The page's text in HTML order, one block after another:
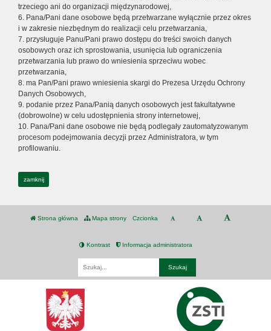
trzeciego ani do organizacji międzynarodowej,
6. Pana/Pani dane osobowe będą przetwarzane wyłącznie przez okres
i w zakresie niezbędnym do realizacji celu przetwarzania,
7. przysługuje Panu/Pani prawo dostępu do treści swoich danych
osobowych oraz ich sprostowania, usunięcia lub ograniczenia
przetwarzania lub prawo do wniesienia sprzeciwu wobec
przetwarzania,
8. ma Pan/Pani prawo wniesienia skargi do Prezesa Urzędu Ochrony
Danych Osobowych,
9. podanie przez Pana/Panią danych osobowych jest fakultatywne
(dobrowolne) w celu udostępnienia strony internetowej,
10. Pana/Pani dane osobowe nie będą podlegały zautomatyzowanym
procesom podejmowania decyzji przez Administratora, w tym
profilowaniu.
zamknij
Strona główna Mapa strony Czcionka
Kontrast Informacja administratora